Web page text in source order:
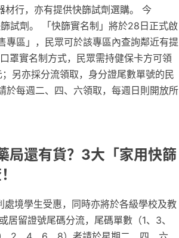
材行，亦有提供快篩試劑選購。 今
試劑。 「快篩實名制」將於28日正式啟
專區」，民眾可於該專區內查詢鄰近有提
罩實名制方式，民眾需持健保卡方可領
另亦採分流領取，身分證尾數單號的民
於每週二、四、六領取，每週日則開放所
局還有貨？3大「家用快篩
境學生受惠，同時亦將於各級學校及教
留證號尾碼分流，尾碼單數（1、3、